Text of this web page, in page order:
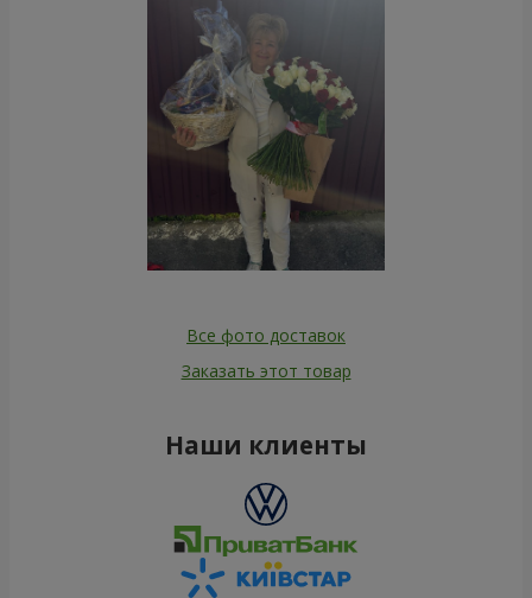
Все фото доставок
Заказать этот товар
Наши клиенты